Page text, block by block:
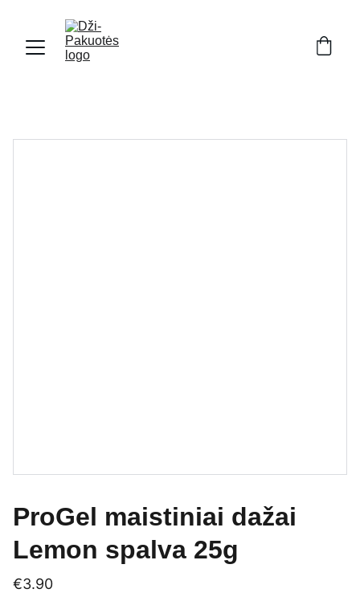
ProGel maistiniai dažai
Lemon spalva 25g
€3.90